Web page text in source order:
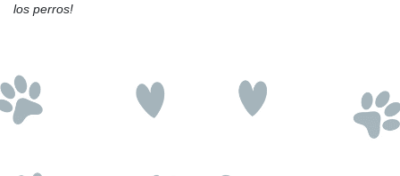
los perros!